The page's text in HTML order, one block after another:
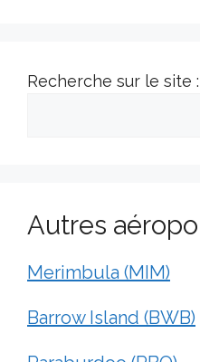
Recherche sur le site :
Autres
Merimbula (MIM)
Barrow Island (BWB)